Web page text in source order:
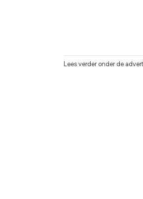
Lees verder onder de